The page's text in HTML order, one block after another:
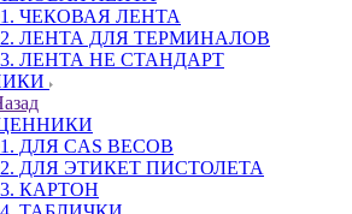
ЧЕКОВАЯ ЛЕНТА
ЛЕНТА ДЛЯ ТЕРМИНАЛОВ
ЛЕНТА НЕ СТАНДАРТ
ЦЕННИКИ
ДЛЯ CAS ВЕСОВ
ДЛЯ ЭТИКЕТ ПИСТОЛЕТА
КАРТОН